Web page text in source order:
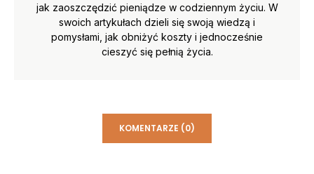
jak zaoszczędzić pieniądze w codziennym życiu. W
swoich artykułach dzieli się swoją wiedzą i
pomysłami, jak obniżyć koszty i jednocześnie
cieszyć się pełnią życia.
KOMENTARZE (0)